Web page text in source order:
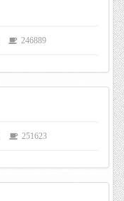
246889
251623